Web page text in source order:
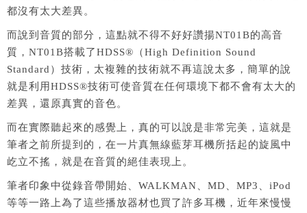
都沒有太大差異。
而說到音質的部分，這點就不得不好好讚揚NT01B的高音
質，NT01B搭載了HDSS®（High Definition Sound
Standard）技術，太複雜的技術就不再這說太多，簡單的說
就是利用HDSS®技術可使音質在任何環境下都不會有太大的
差異，還原真實的音色。
而在實際聽起來的感覺上，真的可以說是非常完美，這就是
筆者之前所提到的，在一片真無線藍芽耳機所括起的旋風中
屹立不搖，就是在音質的絕佳表現上。
筆者印象中從錄音帶開始、WALKMAN、MD、MP3、iPod
等等一路上為了這些播放器材也買了許多耳機，近年來慢慢